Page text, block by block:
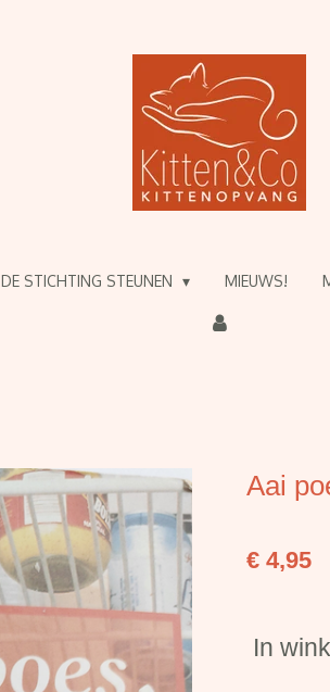
DE STICHTING STEUNEN MIEUWS!
Aai
€ 4,95
In